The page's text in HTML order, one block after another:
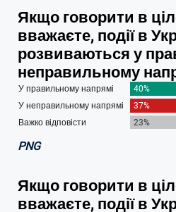
PNG